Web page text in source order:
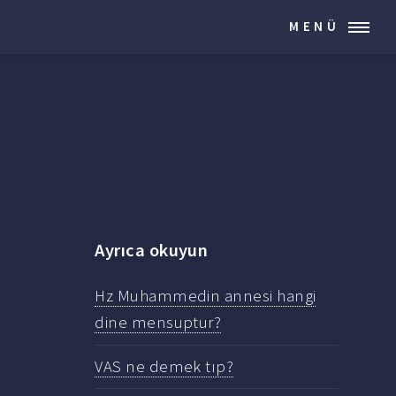
MENÜ
Ayrıca okuyun
Hz Muhammedin annesi hangi
dine mensuptur?
VAS ne demek tıp?